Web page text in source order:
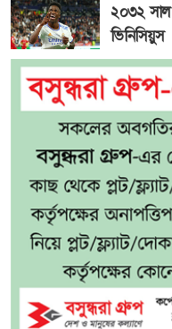
২০৩২ সাল
ভিনিসিয়ুস